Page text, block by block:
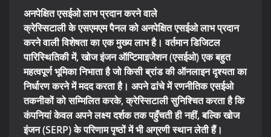
अनपेक्षित एसईओ लाभ प्रदान करने वाले
क्रेस्सिटाली के एसएमएम पैनल को अनपेक्षित एसईओ लाभ प्रदान
करने वाली विशेषता का एक मुख्य लाभ है। वर्तमान डिजिटल
पारिस्थितिकी में, खोज इंजन ऑप्टिमाइजेशन (एसईओ) एक बहुत
महत्वपूर्ण भूमिका निभाता है जो किसी ब्रांड की ऑनलाइन दृश्यता का
निर्धारण करने में मदद करता है। अपने ढांचे में रणनीतिक एसईओ
तकनीकों को सम्मिलित करके, क्रेस्सिटाली सुनिश्चित करता है कि
कंपनियां केवल अपने लक्ष्य दर्शक तक पहुँचती ही नहीं, बल्कि खोज
इंजन (SERP) के परिणाम पृष्ठों में भी अग्रणी स्थान लेती हैं।